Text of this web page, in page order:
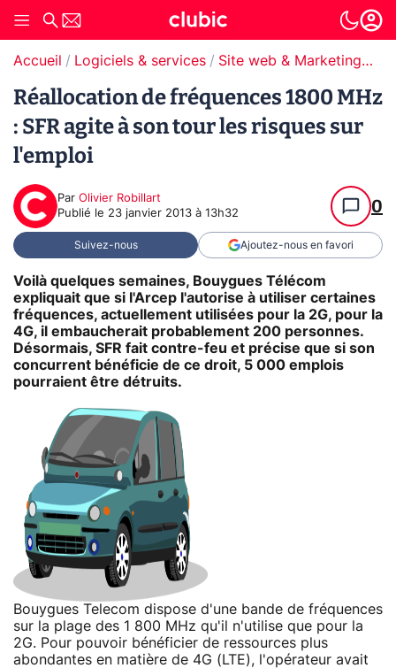
Accueil Logiciels & services Site web & Marketing Digital
Réallocation de fréquences 1800 MHz
: SFR agite à son tour les risques sur
l'emploi
Par Olivier Robillart
Publié le 23 janvier 2013 à 13h32 0
Suivez-nous Ajoutez-nous en favori
Voilà quelques semaines, Bouygues Télécom
expliquait que si l'Arcep l'autorise à utiliser certaines
fréquences, actuellement utilisées pour la 2G, pour la
4G, il embaucherait probablement 200 personnes.
Désormais, SFR fait contre-feu et précise que si son
concurrent bénéficie de ce droit, 5 000 emplois
pourraient être détruits.
Bouygues Telecom dispose d'une bande de fréquences
sur la plage des 1 800 MHz qu'il n'utilise que pour la
2G. Pour pouvoir bénéficier de ressources plus
abondantes en matière de 4G (LTE), l'opérateur avait